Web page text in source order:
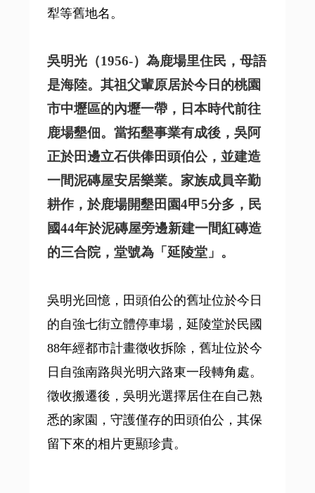
犁等舊地名。
吳明光（1956-）為鹿場里住民，母語
是海陸。其祖父輩原居於今日的桃園
市中壢區的內壢一帶，日本時代前往
鹿場墾佃。當拓墾事業有成後，吳阿
正於田邊立石供俸田頭伯公，並建造
一間泥磚屋安居樂業。家族成員辛勤
耕作，於鹿場開墾田園4甲5分多，民
國44年於泥磚屋旁邊新建一間紅磚造
的三合院，堂號為「延陵堂」。
吳明光回憶，田頭伯公的舊址位於今日
的自強七街立體停車場，延陵堂於民國
88年經都市計畫徵收拆除，舊址位於今
日自強南路與光明六路東一段轉角處。
徵收搬遷後，吳明光選擇居住在自己熟
悉的家園，守護僅存的田頭伯公，其保
留下來的相片更顯珍貴。